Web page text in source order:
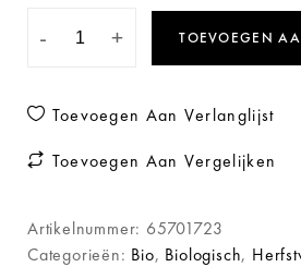
- + TOEVOEGEN
Toevoegen Aan Verlanglijst
Toevoegen Aan Vergelijken
Artikelnummer: 65701723
Categorieën: Bio, Biologisch,